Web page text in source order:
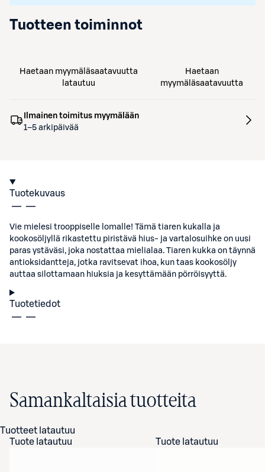
Tuotteen toiminnot
Haetaan myymäläsaatavuutta
latautuu
Haetaan
myymäläsaatavuutta
Ilmainen toimitus myymälään
1–5 arkipäivää
Tuotekuvaus
Vie mielesi trooppiselle lomalle! Tämä tiaren kukalla ja
kookosöljyllä rikastettu piristävä hius- ja vartalosuihke on uusi
paras ystäväsi, joka nostattaa mielialaa. Tiaren kukka on täynnä
antioksidantteja, jotka ravitsevat ihoa, kun taas kookosöljy
auttaa silottamaan hiuksia ja kesyttämään pörröisyyttä.
Tuotetiedot
Samankaltaisia tuotteita
Tuotteet latautuu
Tuote latautuu
Tuote latautuu